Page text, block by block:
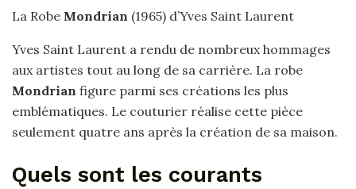
La Robe Mondrian (1965) d’Yves Saint Laurent
Yves Saint Laurent a rendu de nombreux hommages
aux artistes tout au long de sa carrière. La robe
Mondrian figure parmi ses créations les plus
emblématiques. Le couturier réalise cette pièce
seulement quatre ans après la création de sa maison.
Quels sont les courants